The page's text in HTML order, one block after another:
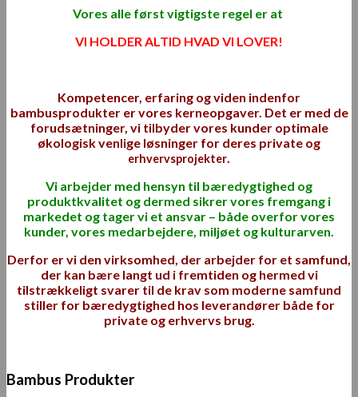
Vores alle først vigtigste regel er at
VI HOLDER ALTID HVAD VI LOVER!
Kompetencer, erfaring og viden indenfor
bambusprodukter er vores kerneopgaver. Det er med de
forudsætninger, vi tilbyder vores kunder optimale
økologisk venlige løsninger for deres private og
erhvervsprojekter.
Vi arbejder med hensyn til bæredygtighed og
produktkvalitet og dermed sikrer vores fremgang i
markedet og tager vi et ansvar – både overfor vores
kunder, vores medarbejdere, miljøet og kulturarven.
Derfor er vi den virksomhed, der arbejder for et samfund,
der kan bære langt ud i fremtiden og hermed vi
tilstrækkeligt svarer til de krav som moderne samfund
stiller for bæredygtighed hos leverandører både for
private og erhvervs brug.
Bambus Produkter